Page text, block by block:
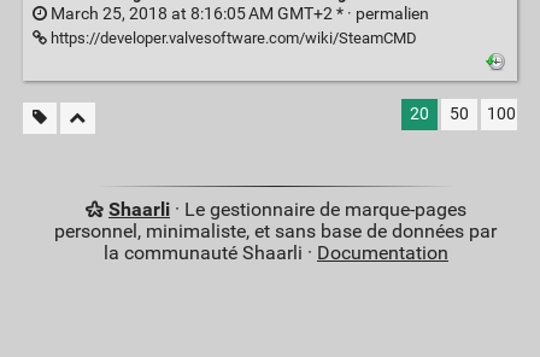
March 25, 2018 at 8:16:05 AM GMT+2 * · permalien
https://developer.valvesoftware.com/wiki/SteamCMD
20 50 100
Shaarli· Le gestionnaire de marque-pages
personnel, minimaliste, et sans base de données par
la communauté Shaarli · Documentation